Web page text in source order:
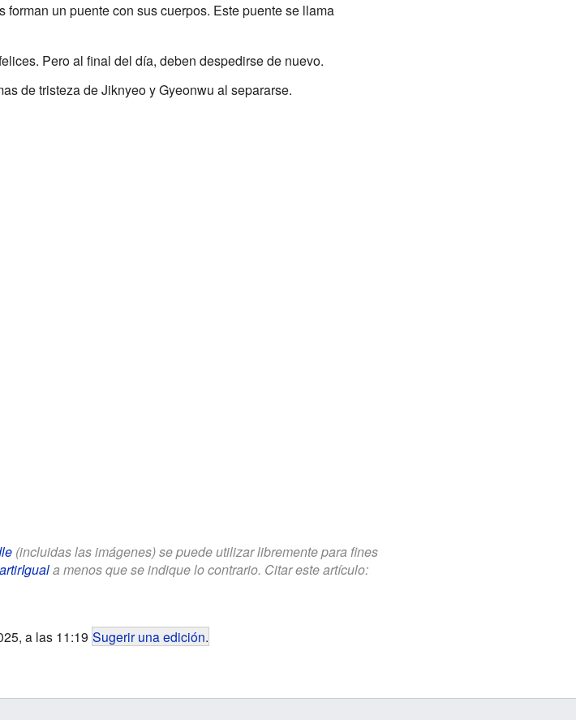
un puente con sus cuerpos. Este puente se llama
Pero al final del día, deben despedirse de nuevo.
de tristeza de Jiknyeo y Gyeonwu al separarse.
(incluidas las imágenes) se puede utilizar libremente para fines
a menos que se indique lo contrario. Citar este artículo:
a las 11:19 Sugerir una edición.